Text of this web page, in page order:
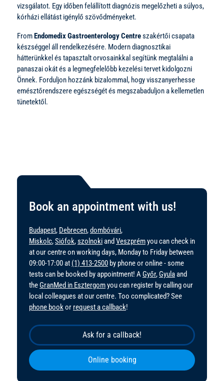
vizsgálatot. Egy időben felállított diagnózis megelőzheti a súlyos,
kórházi ellátást igénylő szövődményeket.
FromEndomedix Gastroenterology Centreszakértői csapata
készséggel áll rendelkezésére. Modern diagnosztikai
hátterünkkel és tapasztalt orvosainkkal segítünk megtalálni a
panaszai okát és a legmegfelelőbb kezelési tervet kidolgozni
Önnek. Forduljon hozzánk bizalommal, hogy visszanyerhesse
emésztőrendszere egészségét és megszabaduljon a kellemetlen
tünetektől.
Book an appointment with us!
Budapest, Debrecen,dombóvári,
Miskolc,Siófok,szolnokiand Veszprémyou can check in
at our centre on working days, Monday to Friday between
09:00-17:00 at (1) 413-2500 by phone or online - some
tests can be booked by appointment! A Győr,Gyulaand
theGranMed in Esztergomyou can register by calling our
local colleagues at our centre. Too complicated? See
phone book or request a callback!
Ask for a callback!
Online booking